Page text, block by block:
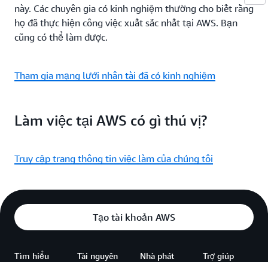
này. Các chuyên gia có kinh nghiệm thường cho biết rằng
họ đã thực hiện công việc xuất sắc nhất tại AWS. Bạn
cũng có thể làm được.
Tham gia mạng lưới nhân tài đã có kinh nghiệm
Làm việc tại AWS có gì thú vị?
Truy cập trang thông tin việc làm của chúng tôi
Tạo tài khoản AWS
Tìm hiểu Tài nguyên
Nhà phát
Trợ giúp